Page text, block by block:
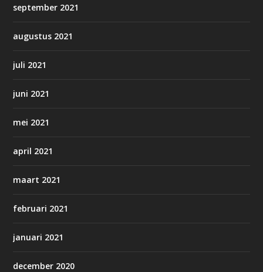
september 2021
augustus 2021
juli 2021
juni 2021
mei 2021
april 2021
maart 2021
februari 2021
januari 2021
december 2020